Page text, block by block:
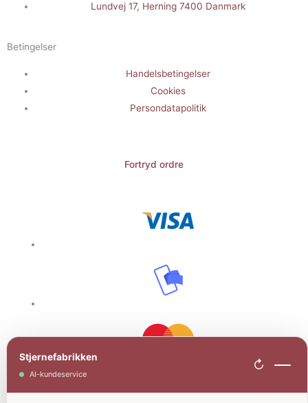
Lundvej 17, Herning 7400 Danmark
Betingelser
Handelsbetingelser
Cookies
Persondatapolitik
Fortryd ordre
Stjernefabrikken
AI-kundeservice
↻